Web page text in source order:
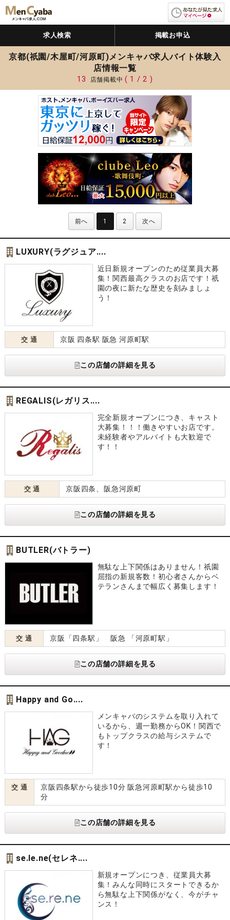
求人検索 掲載お申込
京都(祇園/木屋町/河原町)メンキャバ求人バイト体験入
店情報一覧
13 店舗掲載中 ( 1 / 2 )
前へ 1 2 次へ
LUXURY(ラグジュア....
近日新規オープンのため従業員大募
集！関西最高クラスのお店です！祇
園の夜に新たな歴史を刻みましょ
う！
交 通 京阪 四条駅 阪急 河原町駅
この店舗の詳細を見る
REGALIS(レガリス....
完全新規オープンにつき、キャスト
大募集！！！働きやすいお店です。
未経験者やアルバイトも大歓迎で
す！！
交 通 京阪四条、阪急河原町
この店舗の詳細を見る
BUTLER(バトラー)
無駄な上下関係はありません！祇園
屈指の新規客数！初心者さんからベ
テランさんまで幅広く募集します！
交 通 京阪「四条駅」 阪急 「河原町駅」
この店舗の詳細を見る
Happy and Go....
メンキャバのシステムを取り入れて
いるから、週一勤務からOK！関西で
もトップクラスの給与システムで
す！
交 通
京阪四条駅から徒歩10分 阪急河原町駅から徒歩10
分
この店舗の詳細を見る
se.le.ne(セレネ....
新規オープンにつき、従業員大募
集！みんな同時にスタートできるか
ら無駄な上下関係がなく、今がチャ
ンス！